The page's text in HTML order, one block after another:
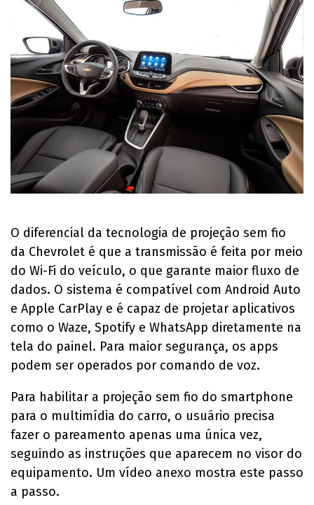
O diferencial da tecnologia de projeção sem fio
da Chevrolet é que a transmissão é feita por meio
do Wi-Fi do veículo, o que garante maior fluxo de
dados. O sistema é compatível com Android Auto
e Apple CarPlay e é capaz de projetar aplicativos
como o Waze, Spotify e WhatsApp diretamente na
tela do painel. Para maior segurança, os apps
podem ser operados por comando de voz.
Para habilitar a projeção sem fio do smartphone
para o multimídia do carro, o usuário precisa
fazer o pareamento apenas uma única vez,
seguindo as instruções que aparecem no visor do
equipamento. Um vídeo anexo mostra este passo
a passo.